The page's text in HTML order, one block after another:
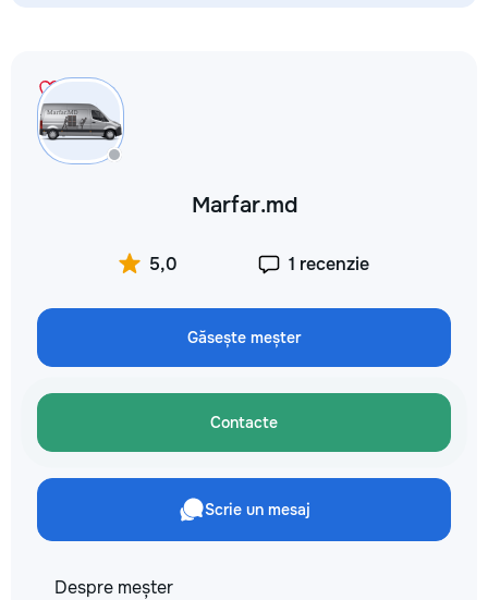
экзаменам и
✔ Обучение
Marfar.md
5,0 1 recenzie
Găsește meșter
Contacte
Scrie un mesaj
Despre meșter